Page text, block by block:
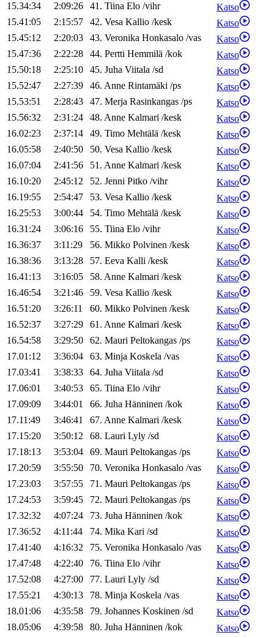
15.34:34
2:09:26 41. Tiina Elo /vihr
Katso
15.41:05
2:15:57 42. Vesa Kallio /kesk
Katso
15.45:12
2:20:03 43. Veronika Honkasalo /vas
Katso
15.47:36
2:22:28 44. Pertti Hemmilä /kok
Katso
15.50:18
2:25:10 45. Juha Viitala /sd
Katso
15.52:47
2:27:39 46. Anne Rintamäki /ps
Katso
15.53:51
2:28:43 47. Merja Rasinkangas /ps
Katso
15.56:32
2:31:24 48. Anne Kalmari /kesk
Katso
16.02:23
2:37:14 49. Timo Mehtälä /kesk
Katso
16.05:58
2:40:50 50. Vesa Kallio /kesk
Katso
16.07:04
2:41:56 51. Anne Kalmari /kesk
Katso
16.10:20
2:45:12 52. Jenni Pitko /vihr
Katso
16.19:55
2:54:47 53. Vesa Kallio /kesk
Katso
16.25:53
3:00:44 54. Timo Mehtälä /kesk
Katso
16.31:24
3:06:16 55. Tiina Elo /vihr
Katso
16.36:37
3:11:29 56. Mikko Polvinen /kesk
Katso
16.38:36
3:13:28 57. Eeva Kalli /kesk
Katso
16.41:13
3:16:05 58. Anne Kalmari /kesk
Katso
16.46:54
3:21:46 59. Vesa Kallio /kesk
Katso
16.51:20
3:26:11 60. Mikko Polvinen /kesk
Katso
16.52:37
3:27:29 61. Anne Kalmari /kesk
Katso
16.54:58
3:29:50 62. Mauri Peltokangas /ps
Katso
17.01:12
3:36:04 63. Minja Koskela /vas
Katso
17.03:41
3:38:33 64. Juha Viitala /sd
Katso
17.06:01
3:40:53 65. Tiina Elo /vihr
Katso
17.09:09
3:44:01 66. Juha Hänninen /kok
Katso
17.11:49
3:46:41 67. Anne Kalmari /kesk
Katso
17.15:20
3:50:12 68. Lauri Lyly /sd
Katso
17.18:13
3:53:04 69. Mauri Peltokangas /ps
Katso
17.20:59
3:55:50 70. Veronika Honkasalo /vas
Katso
17.23:03
3:57:55 71. Mauri Peltokangas /ps
Katso
17.24:53
3:59:45 72. Mauri Peltokangas /ps
Katso
17.32:32
4:07:24 73. Juha Hänninen /kok
Katso
17.36:52
4:11:44 74. Mika Kari /sd
Katso
17.41:40
4:16:32 75. Veronika Honkasalo /vas
Katso
17.47:48
4:22:40 76. Tiina Elo /vihr
Katso
17.52:08
4:27:00 77. Lauri Lyly /sd
Katso
17.55:21
4:30:13 78. Minja Koskela /vas
Katso
18.01:06
4:35:58 79. Johannes Koskinen /sd
Katso
18.05:06
4:39:58 80. Juha Hänninen /kok Katso